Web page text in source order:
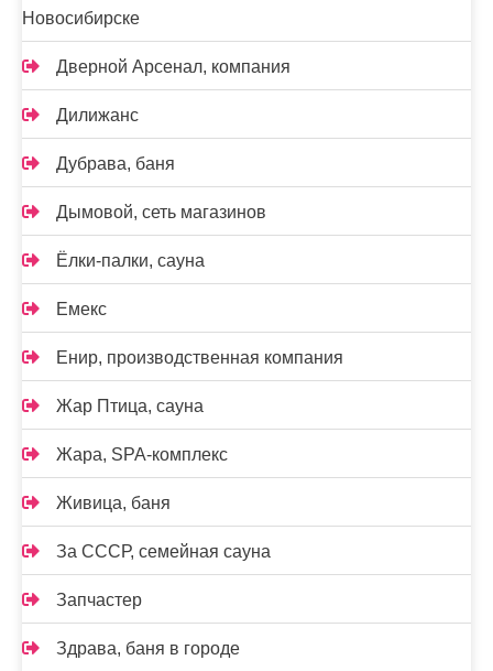
Новосибирске
Дверной Арсенал, компания
Дилижанс
Дубрава, баня
Дымовой, сеть магазинов
Ёлки-палки, сауна
Емекс
Енир, производственная компания
Жар Птица, сауна
Жара, SPA-комплекс
Живица, баня
За СССР, семейная сауна
Запчастер
Здрава, баня в городе